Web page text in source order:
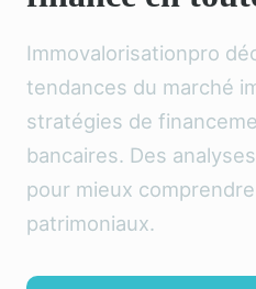
Immovalorisationpro
tendances du marché
stratégies de
bancaires. Des
pour mieux
patrimoniaux.